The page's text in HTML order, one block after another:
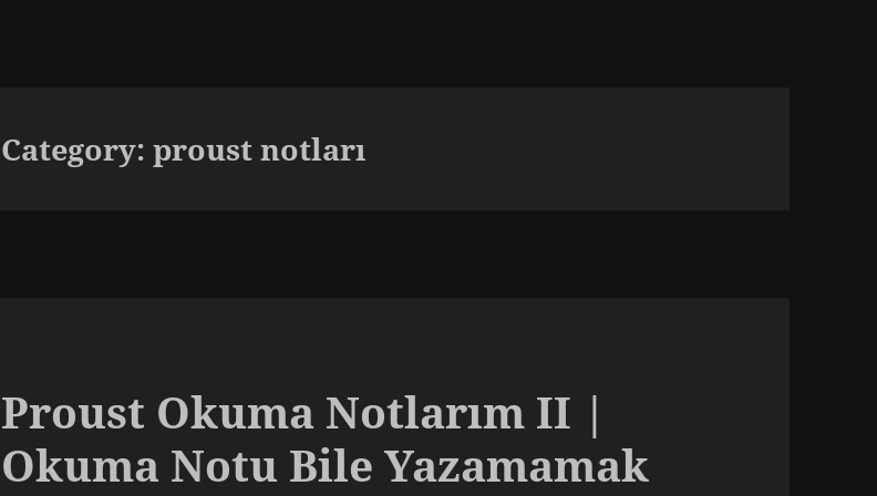
Category:proust notları
Proust Okuma Notlarım II |
Okuma Notu Bile Yazamamak